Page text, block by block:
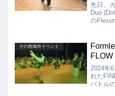
先日、
Duo
の
その他海外イベント
FLOW
2024年
れた
バトル